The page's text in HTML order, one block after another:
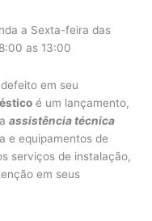
a Sexta-feira das
as 13:00
em seu
é um lançamento,
aassistência técnica
e equipamentos de
serviços de instalação,
em seus